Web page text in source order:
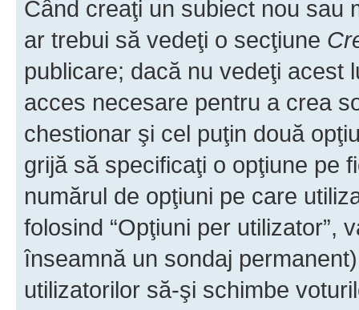
Când creaţi un subiect nou sau
ar trebui să vedeţi o secţiune
publicare; dacă nu vedeţi acest
acces necesare pentru a crea
chestionar şi cel puţin două
grijă să specificaţi o opţiune pe
numărul de opţiuni pe care
folosind “Opţiuni per utilizator”,
înseamnă un sondaj
utilizatorilor să-şi schimbe